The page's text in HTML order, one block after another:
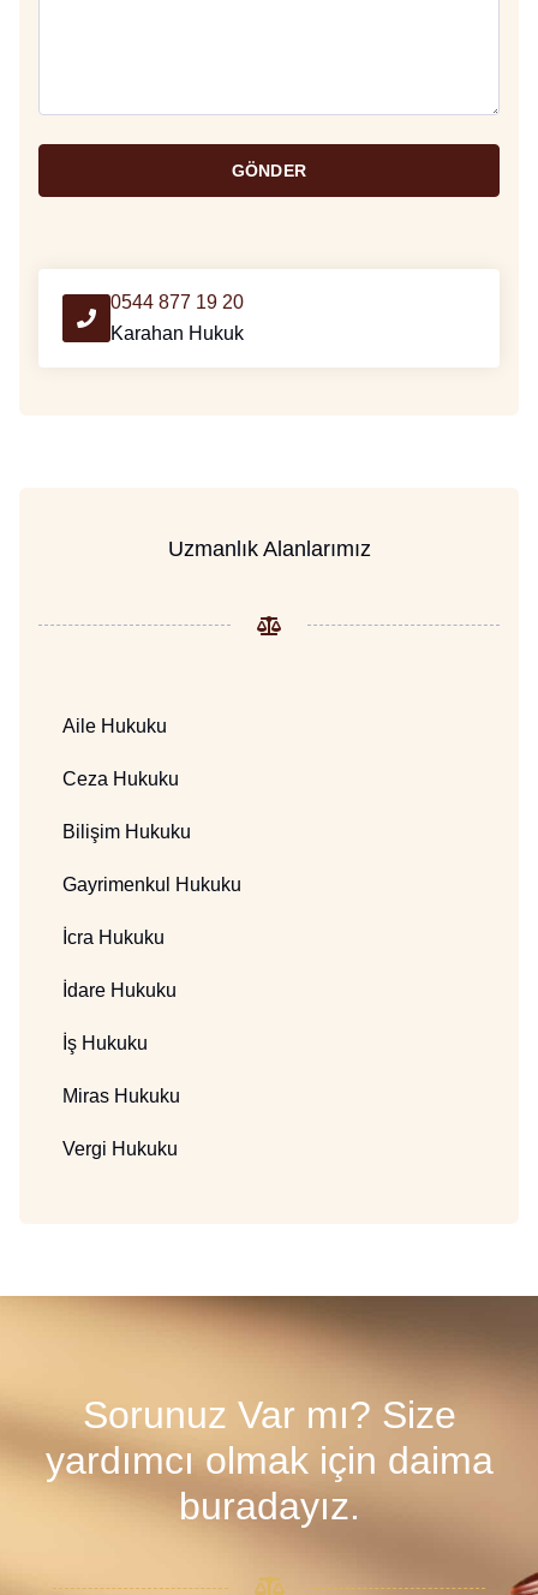
GÖNDER
0544 877 19 20
Karahan Hukuk
Uzmanlık Alanlarımız
Aile Hukuku
Ceza Hukuku
Bilişim Hukuku
Gayrimenkul Hukuku
İcra Hukuku
İdare Hukuku
İş Hukuku
Miras Hukuku
Vergi Hukuku
Sorunuz Var mı? Size
yardımcı olmak için daima
buradayız.